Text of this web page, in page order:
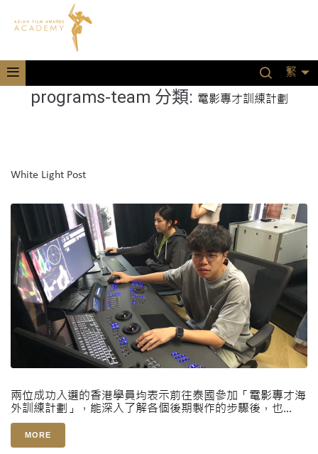
繁
programs-team 分類: 電影專才訓練計劃
White Light Post
兩位成功入選的香港學員均表示前往泰國參加「電影專才海
外訓練計劃」，能深入了解各個後期製作的步驟後，也...
MORE